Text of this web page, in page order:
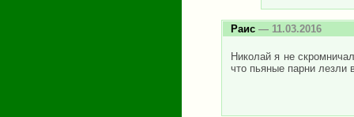
Раис — 11.03.2016
Николай я не
что пьяные парни лезли